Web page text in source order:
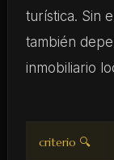
turística. Sin
también
inmobiliario
criterio 🔍